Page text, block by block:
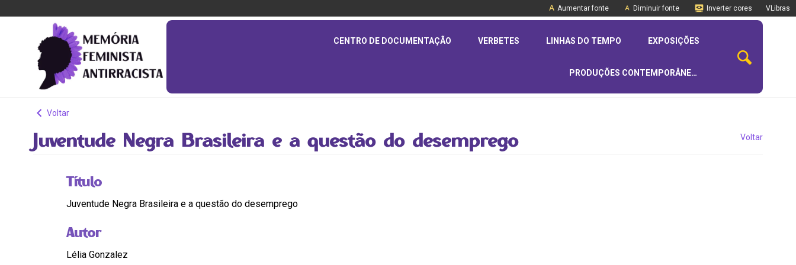
Aumentar fonte Diminuir fonte Inverter cores VLibras
CENTRO DE DOCUMENTAÇÃO VERBETES LINHAS DO TEMPO EXPOSIÇÕES
PRODUÇÕES CONTEMPORÂNEAS
Voltar
Juventude Negra Brasileira e a questão do desemprego Voltar
Título
Juventude Negra Brasileira e a questão do desemprego
Autor
Lélia Gonzalez